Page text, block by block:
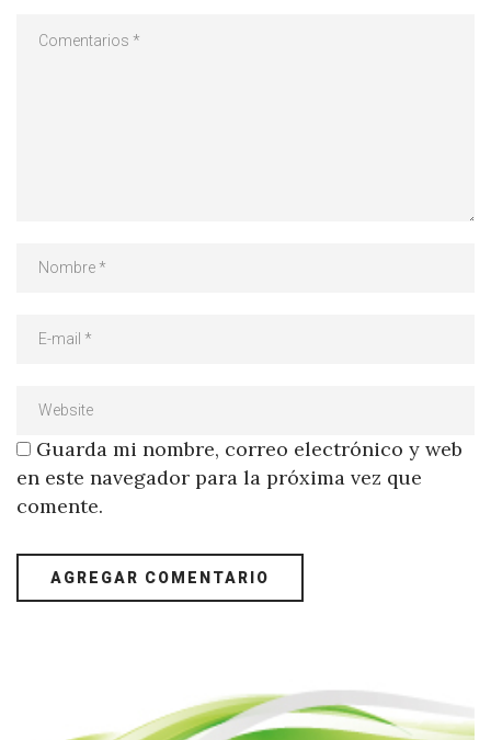
Guarda mi nombre, correo electrónico y web
en este navegador para la próxima vez que
comente.